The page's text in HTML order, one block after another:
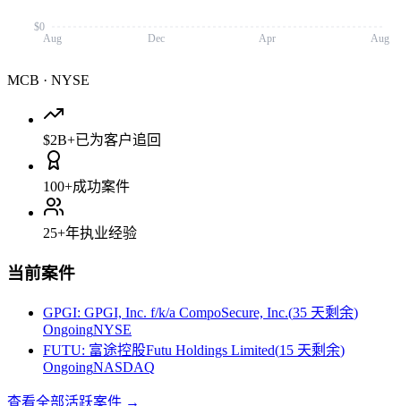
Aug Dec Apr Aug
$0
MCB · NYSE
$2B+已为客户追回
100+成功案件
25+年执业经验
当前案件
GPGI: GPGI, Inc. f/k/a CompoSecure, Inc.(35 天剩余)
OngoingNYSE
FUTU: 富途控股Futu Holdings Limited(15 天剩余)
OngoingNASDAQ
查看全部活跃案件 →